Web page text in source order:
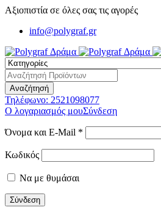
Αξιοπιστία σε όλες σας τις αγορές
info@polygraf.gr
Τηλέφωνο: 2521098077
Ο λογαριασμός μουΣύνδεση
Όνομα και E-Mail *
Κωδικός
Να με θυμάσαι